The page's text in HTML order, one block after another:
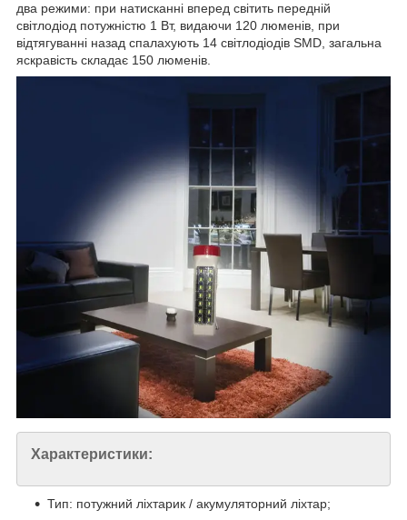
два режими: при натисканні вперед світить передній
світлодіод потужністю 1 Вт, видаючи 120 люменів, при
відтягуванні назад спалахують 14 світлодіодів SMD, загальна
яскравість складає 150 люменів.
Характеристики:
Тип: потужний ліхтарик / акумуляторний ліхтар;